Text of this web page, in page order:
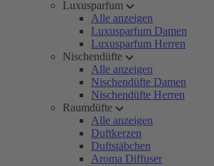
Luxusparfum
Alle anzeigen
Luxusparfum Damen
Luxusparfum Herren
Nischendüfte
Alle anzeigen
Nischendüfte Damen
Nischendüfte Herren
Raumdüfte
Alle anzeigen
Duftkerzen
Duftstäbchen
Aroma Diffuser